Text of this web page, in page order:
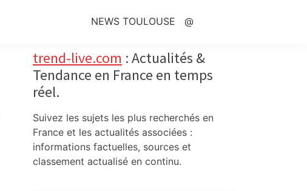
NEWS TOULOUSE @
Primary
Sidebar
trend-live.com : Actualités &
Tendance en France en temps
réel.
Suivez les sujets les plus recherchés en
France et les actualités associées :
informations factuelles, sources et
classement actualisé en continu.